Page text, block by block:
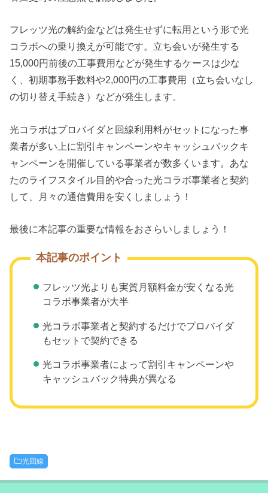
フレッツ光の解約金などは発生せずに転用という形で光
コラボへの乗り換えが可能です。立ち会いが発生する
15,000円前後の工事費用などが発生するケースは少な
く、初期事務手数料や2,000円の工事費用（立ち会いなし
の切り替え手続き）などが発生します。
光コラボはプロバイダと回線利用料がセットになった事
業者が多い上に割引キャンペーンやキャッシュバックキ
ャンペーンを開催している事業者が数多くいます。あな
たのライフスタイル目的や合った光コラボ事業者と契約
して、月々の通信費用を安くしましょう！
最後に本記事の重要な情報をおさらいしましょう！
本記事のポイント
フレッツ光よりも実質月額料金が安くなる光
コラボ事業者が大半
光コラボ事業者と契約するだけでプロバイダ
もセットで契約できる
光コラボ事業者によって割引キャンペーンや
キャッシュバック特典が異なる
光回線